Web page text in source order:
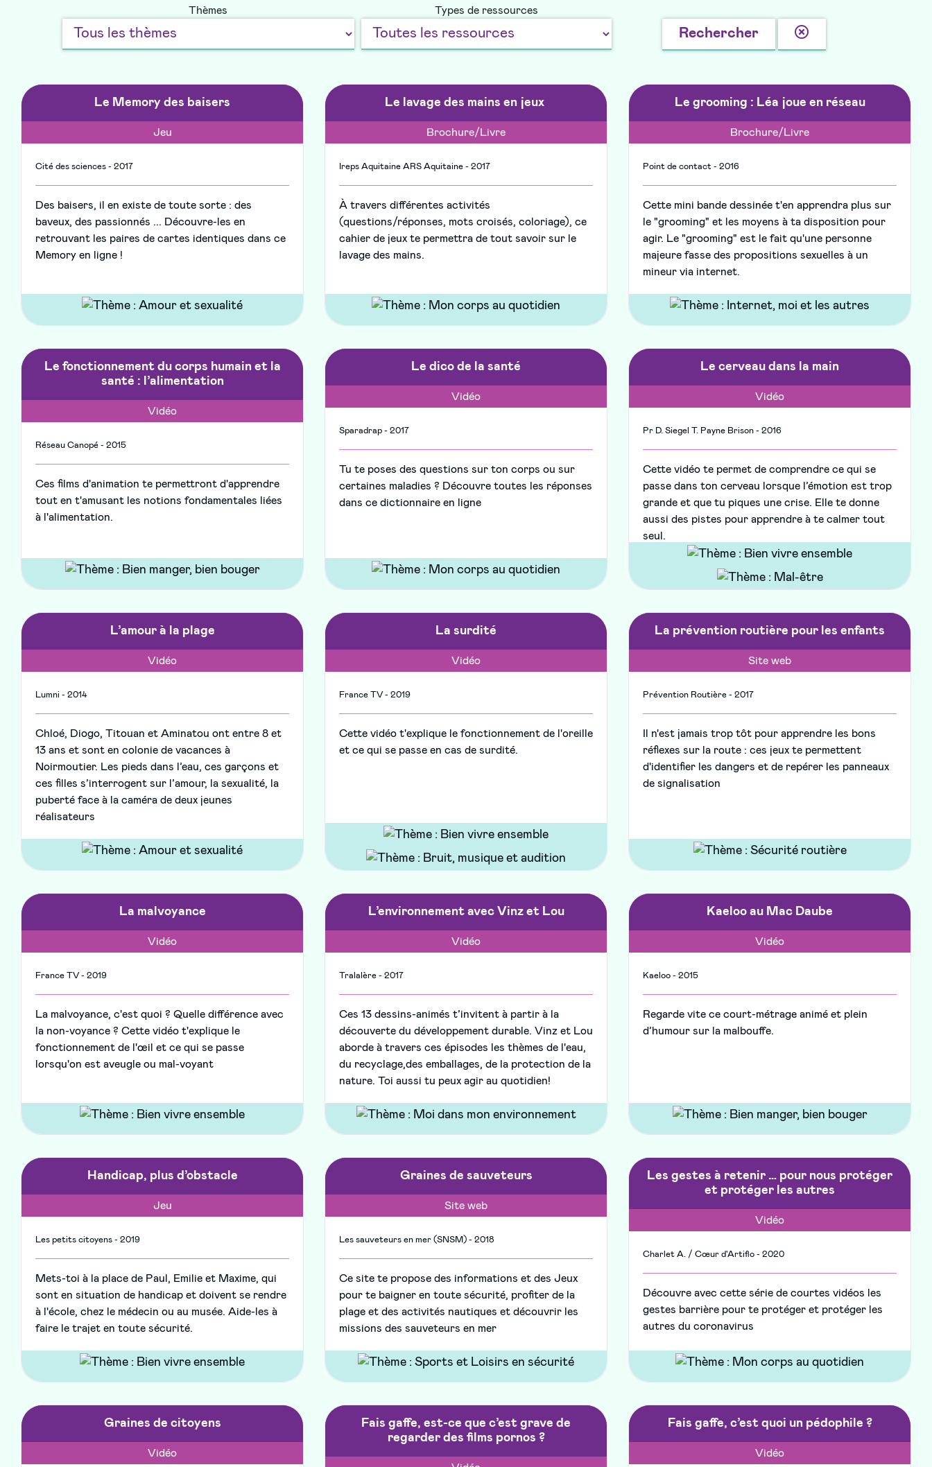
Thèmes Types de ressources
Rechercher
la
Le Memory des baisers
Jeu
Cité des sciences - 2017
Des baisers, il en existe de toute sorte : des
baveux, des passionnés ... Découvre-les en
retrouvant les paires de cartes identiques dans ce
Memory en ligne !
Le lavage des mains en jeux
Brochure/Livre
Ireps Aquitaine ARS Aquitaine - 2017
À travers différentes activités
(questions/réponses, mots croisés, coloriage), ce
cahier de jeux te permettra de tout savoir sur le
lavage des mains.
Le grooming : Léa joue en réseau
Brochure/Livre
Point de contact - 2016
Cette mini bande dessinée t'en apprendra plus sur
le "grooming" et les moyens à ta disposition pour
agir. Le "grooming" est le fait qu'une personne
majeure fasse des propositions sexuelles à un
mineur via internet.
Le fonctionnement du corps humain et la
santé : l’alimentation
Vidéo
Réseau Canopé - 2015
Ces films d'animation te permettront d'apprendre
tout en t'amusant les notions fondamentales liées
à l'alimentation.
Le dico de la santé
Vidéo
Sparadrap - 2017
Tu te poses des questions sur ton corps ou sur
certaines maladies ? Découvre toutes les réponses
dans ce dictionnaire en ligne
Le cerveau dans la main
Vidéo
Pr D. Siegel T. Payne Brison - 2016
Cette vidéo te permet de comprendre ce qui se
passe dans ton cerveau lorsque l’émotion est trop
grande et que tu piques une crise. Elle te donne
aussi des pistes pour apprendre à te calmer tout
seul.
L’amour à la plage
Vidéo
Lumni - 2014
Chloé, Diogo, Titouan et Aminatou ont entre 8 et
13 ans et sont en colonie de vacances à
Noirmoutier. Les pieds dans l’eau, ces garçons et
ces filles s’interrogent sur l’amour, la sexualité, la
puberté face à la caméra de deux jeunes
réalisateurs
La surdité
Vidéo
France TV - 2019
Cette vidéo t'explique le fonctionnement de l'oreille
et ce qui se passe en cas de surdité.
La prévention routière pour les enfants
Site web
Prévention Routière - 2017
Il n'est jamais trop tôt pour apprendre les bons
réflexes sur la route : ces jeux te permettent
d'identifier les dangers et de repérer les panneaux
de signalisation
La malvoyance
Vidéo
France TV - 2019
La malvoyance, c'est quoi ? Quelle différence avec
la non-voyance ? Cette vidéo t'explique le
fonctionnement de l'œil et ce qui se passe
lorsqu'on est aveugle ou mal-voyant
L’environnement avec Vinz et Lou
Vidéo
Tralalère - 2017
Ces 13 dessins-animés t’invitent à partir à la
découverte du développement durable. Vinz et Lou
aborde à travers ces épisodes les thèmes de l'eau,
du recyclage,des emballages, de la protection de la
nature. Toi aussi tu peux agir au quotidien!
Kaeloo au Mac Daube
Vidéo
Kaeloo - 2015
Regarde vite ce court-métrage animé et plein
d’humour sur la malbouffe.
Handicap, plus d’obstacle
Jeu
Les petits citoyens - 2019
Mets-toi à la place de Paul, Emilie et Maxime, qui
sont en situation de handicap et doivent se rendre
à l'école, chez le médecin ou au musée. Aide-les à
faire le trajet en toute sécurité.
Graines de sauveteurs
Site web
Les sauveteurs en mer (SNSM) - 2018
Ce site te propose des informations et des Jeux
pour te baigner en toute sécurité, profiter de la
plage et des activités nautiques et découvrir les
missions des sauveteurs en mer
Les gestes à retenir … pour nous protéger
et protéger les autres
Vidéo
Charlet A. / Cœur d'Artiflo - 2020
Découvre avec cette série de courtes vidéos les
gestes barrière pour te protéger et protéger les
autres du coronavirus
Graines de citoyens
Vidéo
Fais gaffe, est-ce que c’est grave de
regarder des films pornos ?
Fais gaffe, c’est quoi un pédophile ?
Vidéo